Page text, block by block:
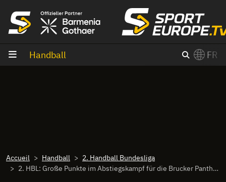
Handball FR
Accueil Handball
2. Handball Bundesliga
2. HBL: Große Punkte im Abstiegskampf für die Brucker Panther - Assist-König Kolodziej schlägt zu